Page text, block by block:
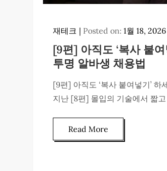
재테크 Posted on:1월 18, 2026
[9편] 아직도 ‘복사 붙
투명 알바생 채용법
[9편] 아직도 ‘복사 붙여넣기’
지난 [8편] 몰입의 기술에서 짧
Read More